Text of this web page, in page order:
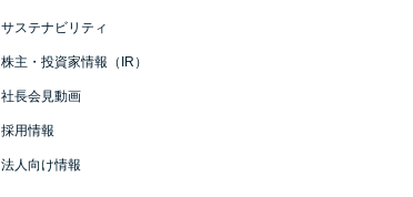
サステナビリティ
株主・投資家情報（IR）
社長会見動画
採用情報
法人向け情報